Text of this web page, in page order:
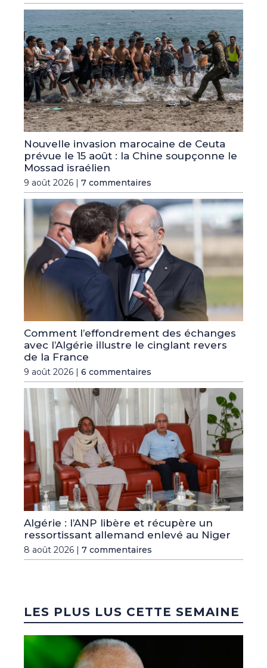
Nouvelle invasion marocaine de Ceuta
prévue le 15 août : la Chine soupçonne le
Mossad israélien
9 août 2026 | 7 commentaires
Comment l’effondrement des échanges
avec l’Algérie illustre le cinglant revers
de la France
9 août 2026 | 6 commentaires
Algérie : l’ANP libère et récupère un
ressortissant allemand enlevé au Niger
8 août 2026 | 7 commentaires
LES PLUS LUS CETTE SEMAINE